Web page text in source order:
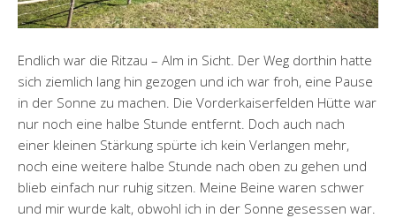
Endlich war die Ritzau – Alm in Sicht. Der Weg dorthin hatte
sich ziemlich lang hin gezogen und ich war froh, eine Pause
in der Sonne zu machen. Die Vorderkaiserfelden Hütte war
nur noch eine halbe Stunde entfernt. Doch auch nach
einer kleinen Stärkung spürte ich kein Verlangen mehr,
noch eine weitere halbe Stunde nach oben zu gehen und
blieb einfach nur ruhig sitzen. Meine Beine waren schwer
und mir wurde kalt, obwohl ich in der Sonne gesessen war.